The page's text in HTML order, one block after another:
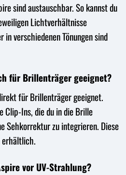
sind austauschbar. So kannst du
Lichtverhältnisse
in verschiedenen Tönungen sind
für Brillenträger geeignet?
für Brillenträger geeignet.
Clip-Ins, die du in die Brille
Sehkorrektur zu integrieren. Diese
erhältlich.
vor UV-Strahlung?